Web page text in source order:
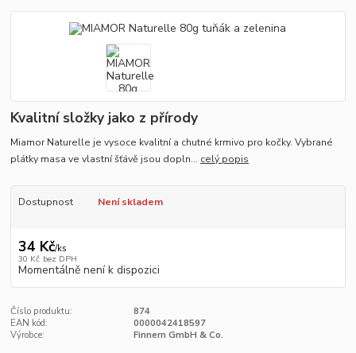
Kvalitní složky jako z přírody
Miamor Naturelle je vysoce kvalitní a chutné krmivo pro kočky. Vybrané
plátky masa ve vlastní šťávě jsou dopln... celý popis
Dostupnost Není skladem
34 Kč/ks
30 Kč bez DPH
Momentálně není k dispozici
Číslo produktu:
874
EAN kód:
0000042418597
Výrobce:
Finnern GmbH & Co.